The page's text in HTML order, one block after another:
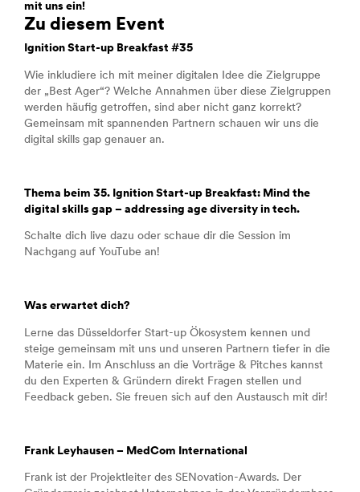
mit uns ein!
Zu diesem Event
Ignition Start-up Breakfast #35
Wie inkludiere ich mit meiner digitalen Idee die Zielgruppe
der „Best Ager“? Welche Annahmen über diese Zielgruppen
werden häufig getroffen, sind aber nicht ganz korrekt?
Gemeinsam mit spannenden Partnern schauen wir uns die
digital skills gap genauer an.
Thema beim 35. Ignition Start-up Breakfast: Mind the
digital skills gap – addressing age diversity in tech.
Schalte dich live dazu oder schaue dir die Session im
Nachgang auf YouTube an!
Was erwartet dich?
Lerne das Düsseldorfer Start-up Ökosystem kennen und
steige gemeinsam mit uns und unseren Partnern tiefer in die
Materie ein. Im Anschluss an die Vorträge & Pitches kannst
du den Experten & Gründern direkt Fragen stellen und
Feedback geben. Sie freuen sich auf den Austausch mit dir!
Frank Leyhausen – MedCom International
Frank ist der Projektleiter des SENovation-Awards. Der